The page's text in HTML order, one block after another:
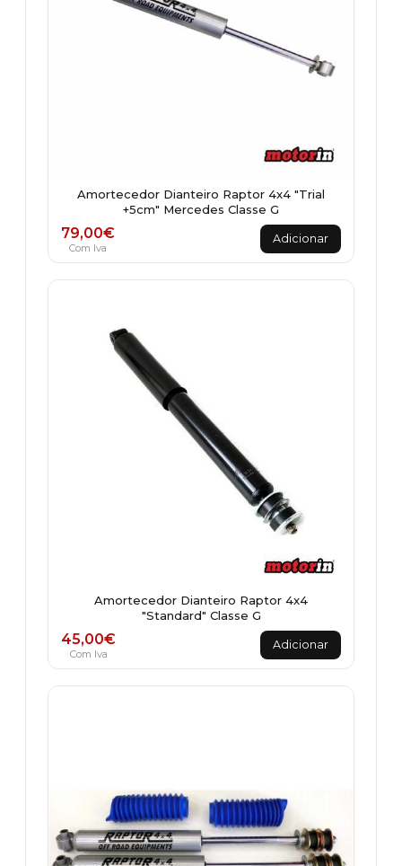
Amortecedor Dianteiro Raptor 4x4 "Trial
+5cm" Mercedes Classe G
79,00€
Com Iva
Adicionar
Amortecedor Dianteiro Raptor 4x4
"Standard" Classe G
45,00€
Com Iva
Adicionar